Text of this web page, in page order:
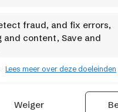
fraud, and fix errors,
content, Save and
Lees meer over deze doeleinden
Weiger